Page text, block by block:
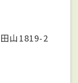
山1819-2